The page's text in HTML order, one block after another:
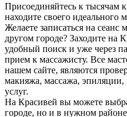
Присоединяйтесь к тысячам
находите своего идеального
Желаете записаться на
другом городе? Заходите на
удобный поиск и уже через
прием к массажисту. Все
нашем сайте, являются
макияжа, массажа, эпиляции,
услуг.
На Красивей вы можете
городе, но и в нужном